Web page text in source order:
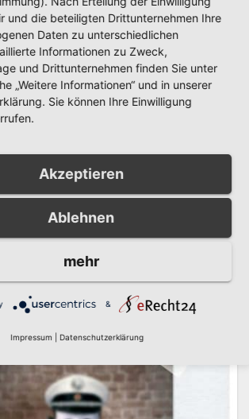
scheitert bei
am Polizeichef des
wurde am Mittwochabend
ihm die "übliche" Geschichte zu…
und die beteiligten Drittunternehmen Ihre
Daten zu unterschiedlichen
Informationen zu Zweck,
und Drittunternehmen finden Sie unter
„Weitere Informationen“ und in unserer
Sie können Ihre Einwilligung
Akzeptieren
Ablehnen
mehr
&
Impressum Datenschutzerklärung